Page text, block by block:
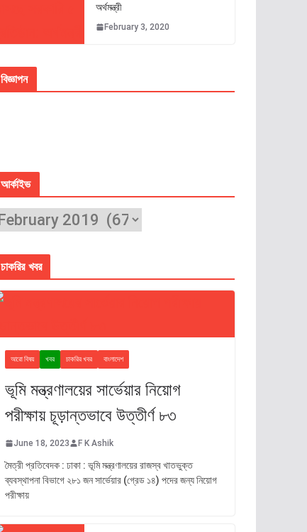
অর্থমন্ত্রী
February 3, 2020
বিজ্ঞাপন
আর্কাইভ
চাকরির খবর
আরো বিষয় খবর চাকরির খবর বাংলাদেশ
ভূমি মন্ত্রণালয়ের সার্ভেয়ার নিয়োগ
পরীক্ষায় চূড়ান্তভাবে উত্তীর্ণ ৮৩
June 18, 2023 F K Ashik
মৈত্রী প্রতিবেদক : ঢাকা : ভূমি মন্ত্রণালয়ের রাজস্ব খাতভুক্ত
ব্যবস্থাপনা বিভাগে ২৮১ জন সার্ভেয়ার (গ্রেড ১৪) পদের জন্য নিয়োগ
পরীক্ষায়